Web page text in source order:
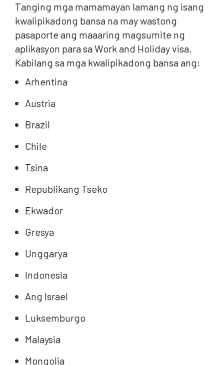
Tanging mga mamamayan lamang ng isang
kwalipikadong bansa na may wastong
pasaporte ang maaaring magsumite ng
aplikasyon para sa Work and Holiday visa.
Kabilang sa mga kwalipikadong bansa ang:
Arhentina
Austria
Brazil
Chile
Tsina
Republikang Tseko
Ekwador
Gresya
Unggarya
Indonesia
Ang Israel
Luksemburgo
Malaysia
Mongolia